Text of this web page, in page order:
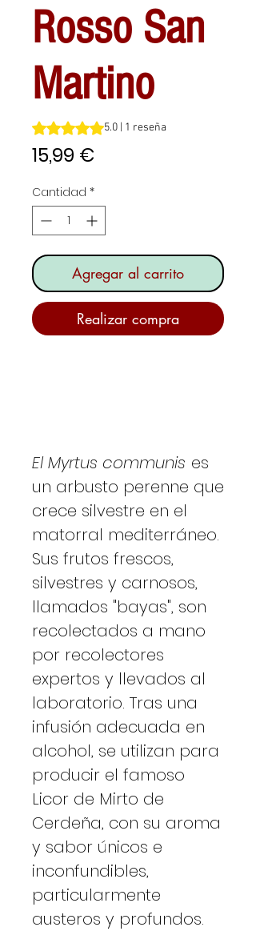
Rosso San
Martino
Según 1 reseña, la calificación es de
5.0 | 1 reseña
15,99 €
Cantidad *
Agregar al carrito
Realizar compra
El Myrtus communis es
un arbusto perenne que
crece silvestre en el
matorral mediterráneo.
Sus frutos frescos,
silvestres y carnosos,
llamados "bayas", son
recolectados a mano
por recolectores
expertos y llevados al
laboratorio. Tras una
infusión adecuada en
alcohol, se utilizan para
producir el famoso
Licor de Mirto de
Cerdeña, con su aroma
y sabor únicos e
inconfundibles,
particularmente
austeros y profundos.